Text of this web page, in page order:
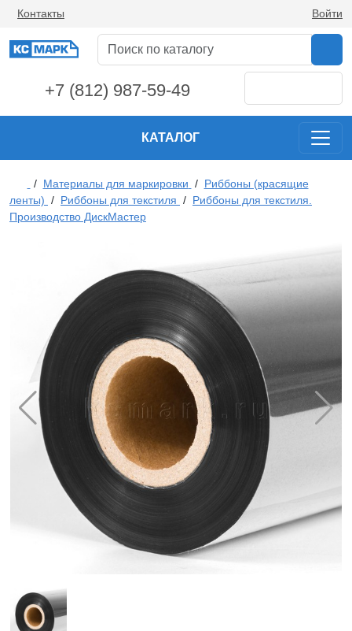
Контакты Войти
+7 (812) 987-59-49
КАТАЛОГ
/ Материалы для маркировки / Риббоны (красящие
ленты) / Риббоны для текстиля / Риббоны для текстиля.
Производство ДискМастер